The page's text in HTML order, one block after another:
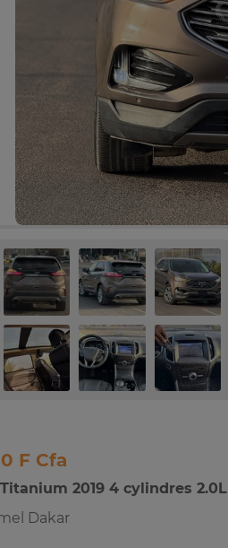
F Cfa
2019 4 cylindres 2.0L
Dakar